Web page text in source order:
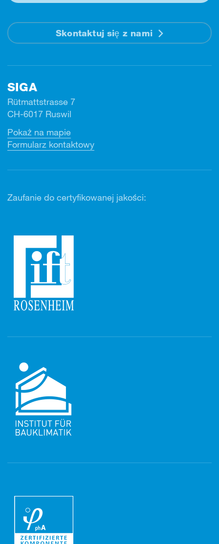
Skontaktuj się z nami
SIGA
Rütmattstrasse 7
CH-6017 Ruswil
Pokaż na mapie
Formularz kontaktowy
Zaufanie do certyfikowanej jakości: